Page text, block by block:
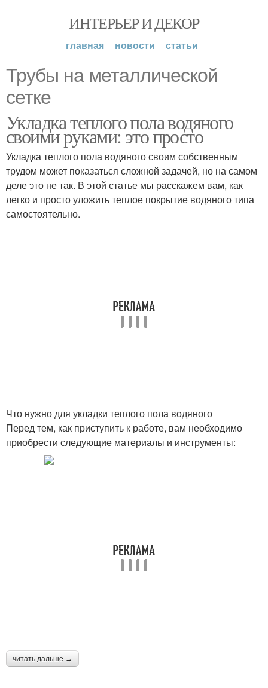
ИНТЕРЬЕР И ДЕКОР
главная новости статьи
Трубы на металлической
сетке
Укладка теплого пола водяного
своими руками: это просто
Укладка теплого пола водяного своим собственным
трудом может показаться сложной задачей, но на самом
деле это не так. В этой статье мы расскажем вам, как
легко и просто уложить теплое покрытие водяного типа
самостоятельно.
Что нужно для укладки теплого пола водяного
Перед тем, как приступить к работе, вам необходимо
приобрести следующие материалы и инструменты:
читать дальше →